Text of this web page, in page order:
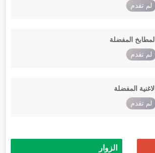
لم تقدم
المطابخ المفضلة
لم تقدم
الاغنية المفضلة
لم تقدم
الزوار